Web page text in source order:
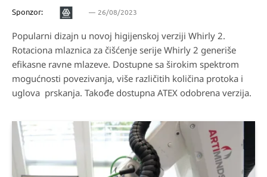
Sponzor: 26/08/2023
Popularni dizajn u novoj higijenskoj verziji Whirly 2.
Rotaciona mlaznica za čišćenje serije Whirly 2 generiše
efikasne ravne mlazeve. Dostupne sa širokim spektrom
mogućnosti povezivanja, više različitih količina protoka i
uglova prskanja. Takođe dostupna ATEX odobrena verzija.